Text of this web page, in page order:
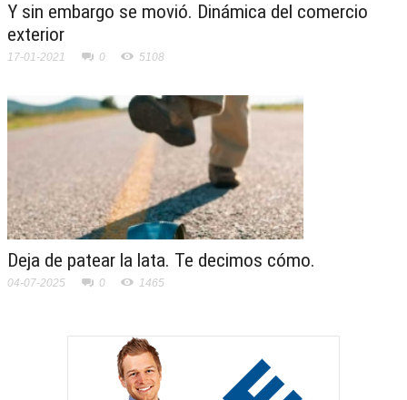
Y sin embargo se movió. Dinámica del comercio
exterior
17-01-2021 0 5108
Deja de patear la lata. Te decimos cómo.
04-07-2025 0 1465